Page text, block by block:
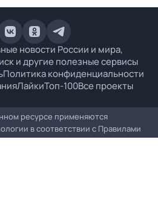
новости России и мира,
и другие полезные сервисы
Политика конфиденциальности
ЛайкиТоп-100Все проекты
ресурсе применяются
в соответствии с Правилами